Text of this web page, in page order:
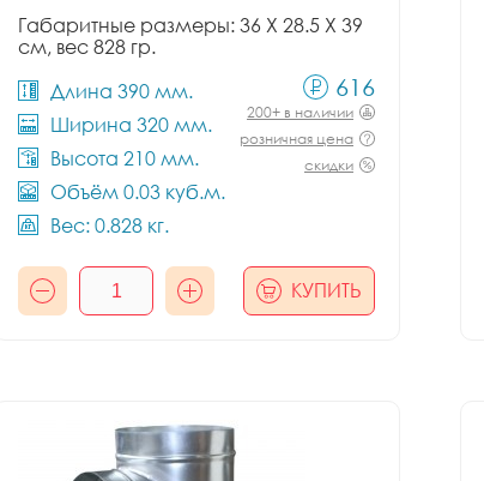
Габаритные размеры: 36 X 28.5 X 39
см, вес 828 гр.
Длина 390 мм.
Ширина 320 мм.
Высота 210 мм.
Объём 0.03 куб.м.
Вес: 0.828 кг.
616
200+ в наличии
розничная цена
скидки
КУПИТЬ